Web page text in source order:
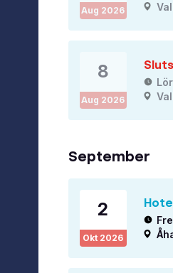
Aug 2026
8
Aug 2026
September
2
Okt 2026